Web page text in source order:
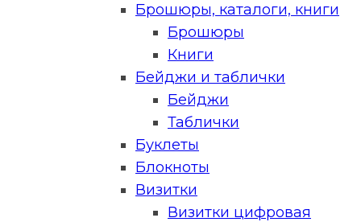
Брошюры, каталоги, книги
Брошюры
Книги
Бейджи и таблички
Бейджи
Таблички
Буклеты
Блокноты
Визитки
Визитки цифровая